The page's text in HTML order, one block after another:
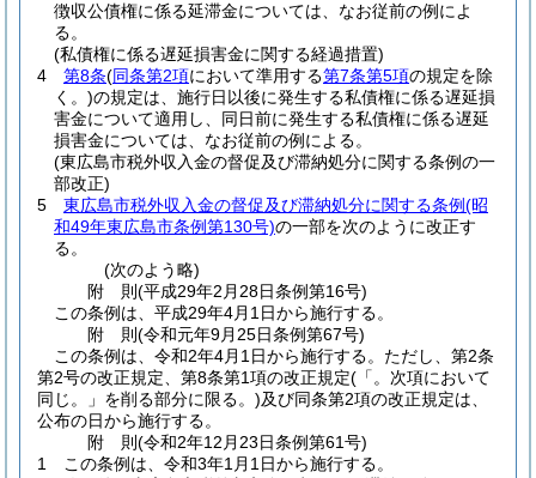
徴収公債権に係る延滞金については、なお従前の例によ
る。
(私債権に係る遅延損害金に関する経過措置)
4
第8条(同条第2項において準用する第7条第5項の規定を除
く。)の規定は、施行日以後に発生する私債権に係る遅延損
害金について適用し、同日前に発生する私債権に係る遅延
損害金については、なお従前の例による。
(東広島市税外収入金の督促及び滞納処分に関する条例の一
部改正)
5
東広島市税外収入金の督促及び滞納処分に関する条例(昭
和49年東広島市条例第130号)の一部を次のように改正す
る。
(次のよう略)
附 則(平成29年2月28日条例第16号)
この条例は、平成29年4月1日から施行する。
附 則(令和元年9月25日条例第67号)
この条例は、令和2年4月1日から施行する。 ただし、第2条
第2号の改正規定、第8条第1項の改正規定(「。次項において
同じ。」を削る部分に限る。)及び同条第2項の改正規定は、
公布の日から施行する。
附 則(令和2年12月23日条例第61号)
1
この条例は、令和3年1月1日から施行する。